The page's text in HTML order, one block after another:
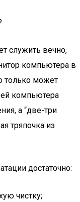
служить вечно,
компьютера в
только может
компьютера
а “две-три
тряпочка из
достаточно:
чистку;